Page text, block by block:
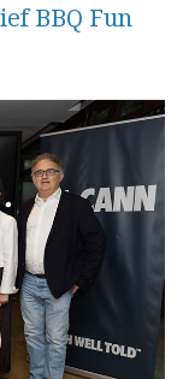
BBQ Fun